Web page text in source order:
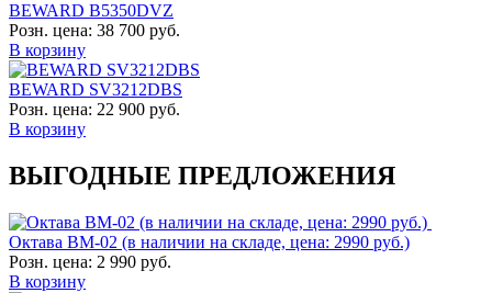
BEWARD B5350DVZ
Розн. цена: 38 700 руб.
В корзину
BEWARD SV3212DBS
Розн. цена: 22 900 руб.
В корзину
ВЫГОДНЫЕ ПРЕДЛОЖЕНИЯ
Октава ВМ-02 (в наличии на складе, цена: 2990 руб.)
Розн. цена: 2 990 руб.
В корзину